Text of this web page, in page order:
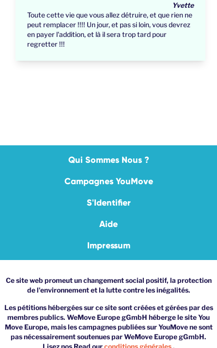
Yvette
Toute cette vie que vous allez détruire, et que rien ne
peut remplacer !!!! Un jour, et pas si loin, vous devrez
en payer l'addition, et là il sera trop tard pour
regretter !!!
Qui Sommes Nous ?
Campagnes YouMove
S'Identifier
Aide
Impressum
Ce site web promeut un changement social positif, la protection
de l'environnement et la lutte contre les inégalités.
Les pétitions hébergées sur ce site sont créées et gérées par des
membres publics. WeMove Europe gGmbH héberge le site You
Move Europe, mais les campagnes publiées sur YouMove ne sont
pas nécessairement soutenues par WeMove Europe gGmbH.
Lisez nos Read ourconditions générales.